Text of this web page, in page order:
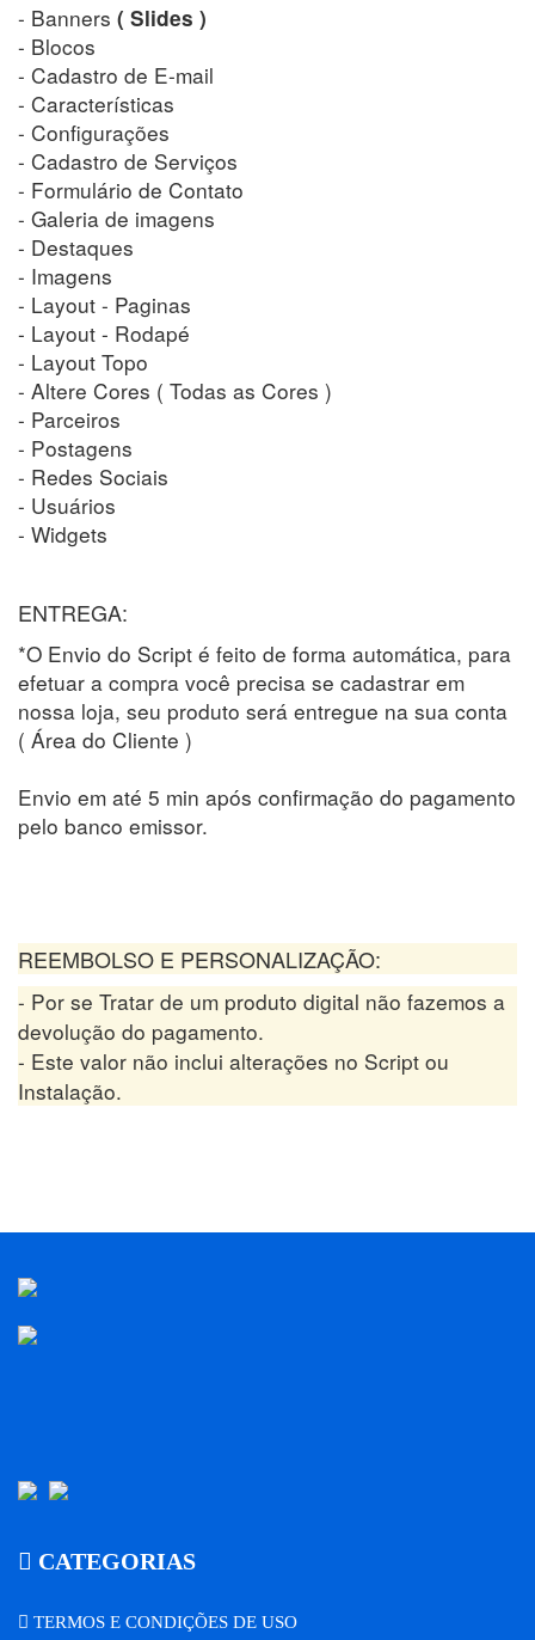
- Banners ( Slides )
- Blocos
- Cadastro de E-mail
- Características
- Configurações
- Cadastro de Serviços
- Formulário de Contato
- Galeria de imagens
- Destaques
- Imagens
- Layout - Paginas
- Layout - Rodapé
- Layout Topo
- Altere Cores ( Todas as Cores )
- Parceiros
- Postagens
- Redes Sociais
- Usuários
- Widgets
ENTREGA:
*O Envio do Script é feito de forma automática, para
efetuar a compra você precisa se cadastrar em
nossa loja, seu produto será entregue na sua conta
( Área do Cliente )
Envio em até 5 min após confirmação do pagamento
pelo banco emissor.
REEMBOLSO E PERSONALIZAÇÃO:
- Por se Tratar de um produto digital não fazemos a
devolução do pagamento.
- Este valor não inclui alterações no Script ou
Instalação.
CATEGORIAS
TERMOS E CONDIÇÕES DE USO